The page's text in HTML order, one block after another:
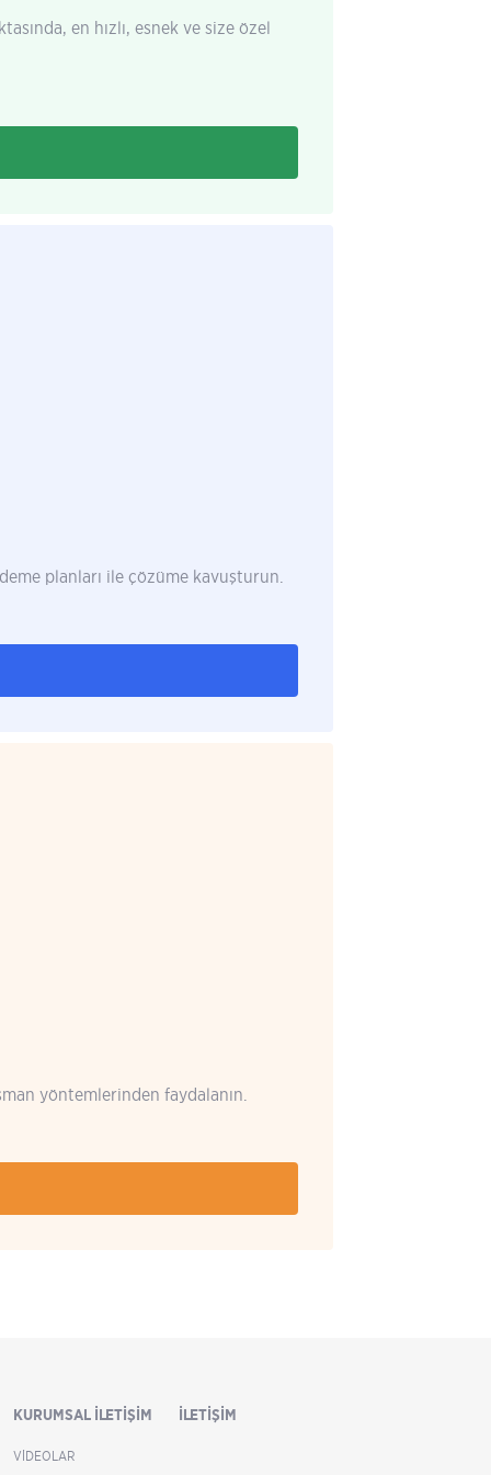
en hızlı, esnek ve size özel
planları ile çözüme kavuşturun.
yöntemlerinden faydalanın.
KURUMSAL İLETIŞIM
VIDEOLAR
İLETIŞIM